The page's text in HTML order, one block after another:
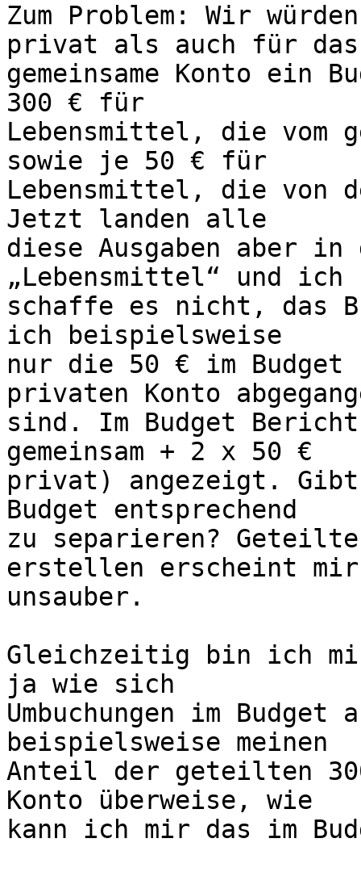
Zum Problem: Wir
privat als auch für
gemeinsame Konto ein
300 € für
Lebensmittel, die vom
sowie je 50 € für
Lebensmittel, die von
Jetzt landen alle
diese Ausgaben aber in
„Lebensmittel“ und
schaffe es nicht, das
ich beispielsweise
nur die 50 € im Budget
privaten Konto
sind. Im Budget
gemeinsam + 2 x 50 €
privat) angezeigt.
Budget entsprechend
zu separieren? Geteilte
erstellen erscheint
unsauber.
Gleichzeitig bin ich
ja wie sich
Umbuchungen im
beispielsweise meinen
Anteil der geteilten
Konto überweise, wie
kann ich mir das im